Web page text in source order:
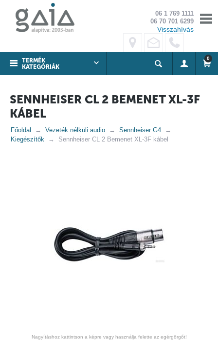
06 1 769 1111
06 70 701 6299
Visszahívás
TERMÉK
KATEGÓRIÁK
0
SENNHEISER CL 2 BEMENET XL-3F
KÁBEL
Főoldal Vezeték nélküli audio
Sennheiser G4
Kiegészítők
Sennheiser CL 2 Bemenet XL-3F kábel
Nagyításhoz kattintson a képre vagy használja felette az egérgörgőt!